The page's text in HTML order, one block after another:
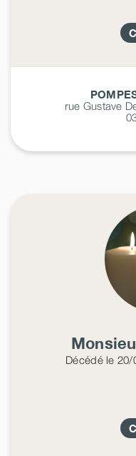
rue Gustave
Décédéle 20/